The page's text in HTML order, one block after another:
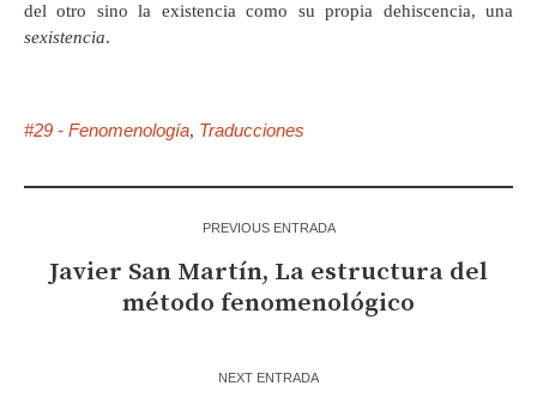
del otro sino la existencia como su propia dehiscencia, una
sexistencia.
#29 - Fenomenología, Traducciones
PREVIOUS ENTRADA
Javier San Martín, La estructura del
método fenomenológico
NEXT ENTRADA